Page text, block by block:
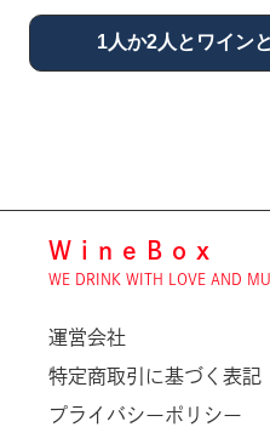
1人か2人とワイン
WineBox
WE DRINK WITH LOVE AND
運営会社
特定商取引に基づく表記
プライバシーポリシー